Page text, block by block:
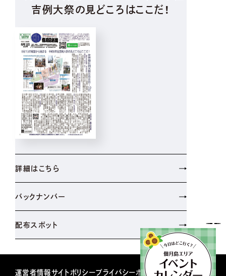
吉例大祭の見どころはここだ！
詳細はこちら
バックナンバー
配布スポット
運営者情報サイトポリシープライバシーポリシー